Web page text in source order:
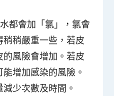
都會加「氯」，氯會
稍嚴重一些，若皮
風險會增加。若皮
增加感染的風險。
少次數及時間。